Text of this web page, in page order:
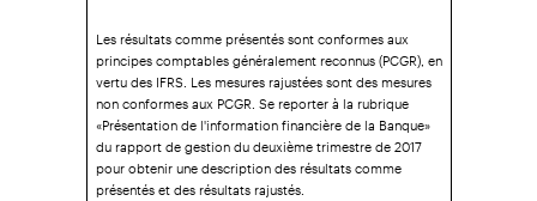
Les résultats comme présentés sont conformes aux
principes comptables généralement reconnus (PCGR), en
vertu des IFRS. Les mesures rajustées sont des mesures
non conformes aux PCGR. Se reporter à la rubrique
«Présentation de l'information financière de la Banque»
du rapport de gestion du deuxième trimestre de 2017
pour obtenir une description des résultats comme
présentés et des résultats rajustés.